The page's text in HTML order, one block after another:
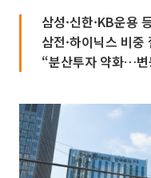
삼성·신한·KB운용
삼전·하이닉스 비
“분산투자 약화…변